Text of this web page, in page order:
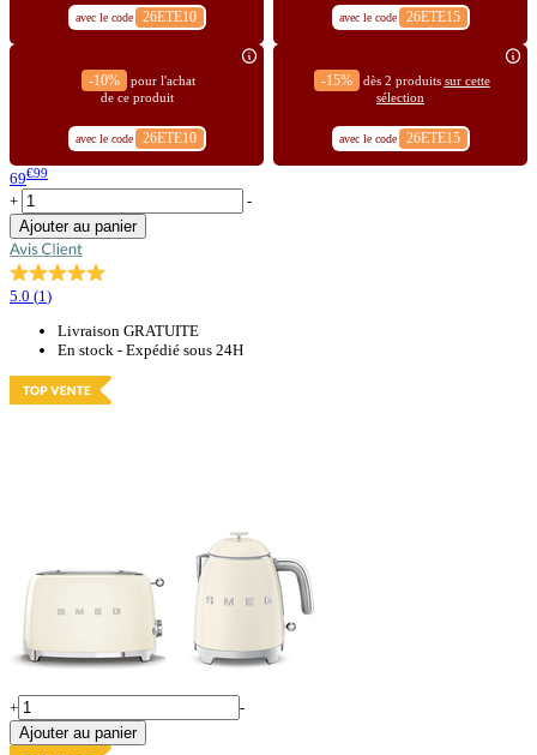
avec le code 26ETE10 avec le code 26ETE15
-10%
pour l'achat
de ce produit
avec le code 26ETE10
-15% dès 2 produits sur cette
sélection
avec le code 26ETE15
69€99
+
-
Ajouter au panier
5.0 (1)
Livraison GRATUITE
En stock - Expédié sous 24H
+
-
Ajouter au panier